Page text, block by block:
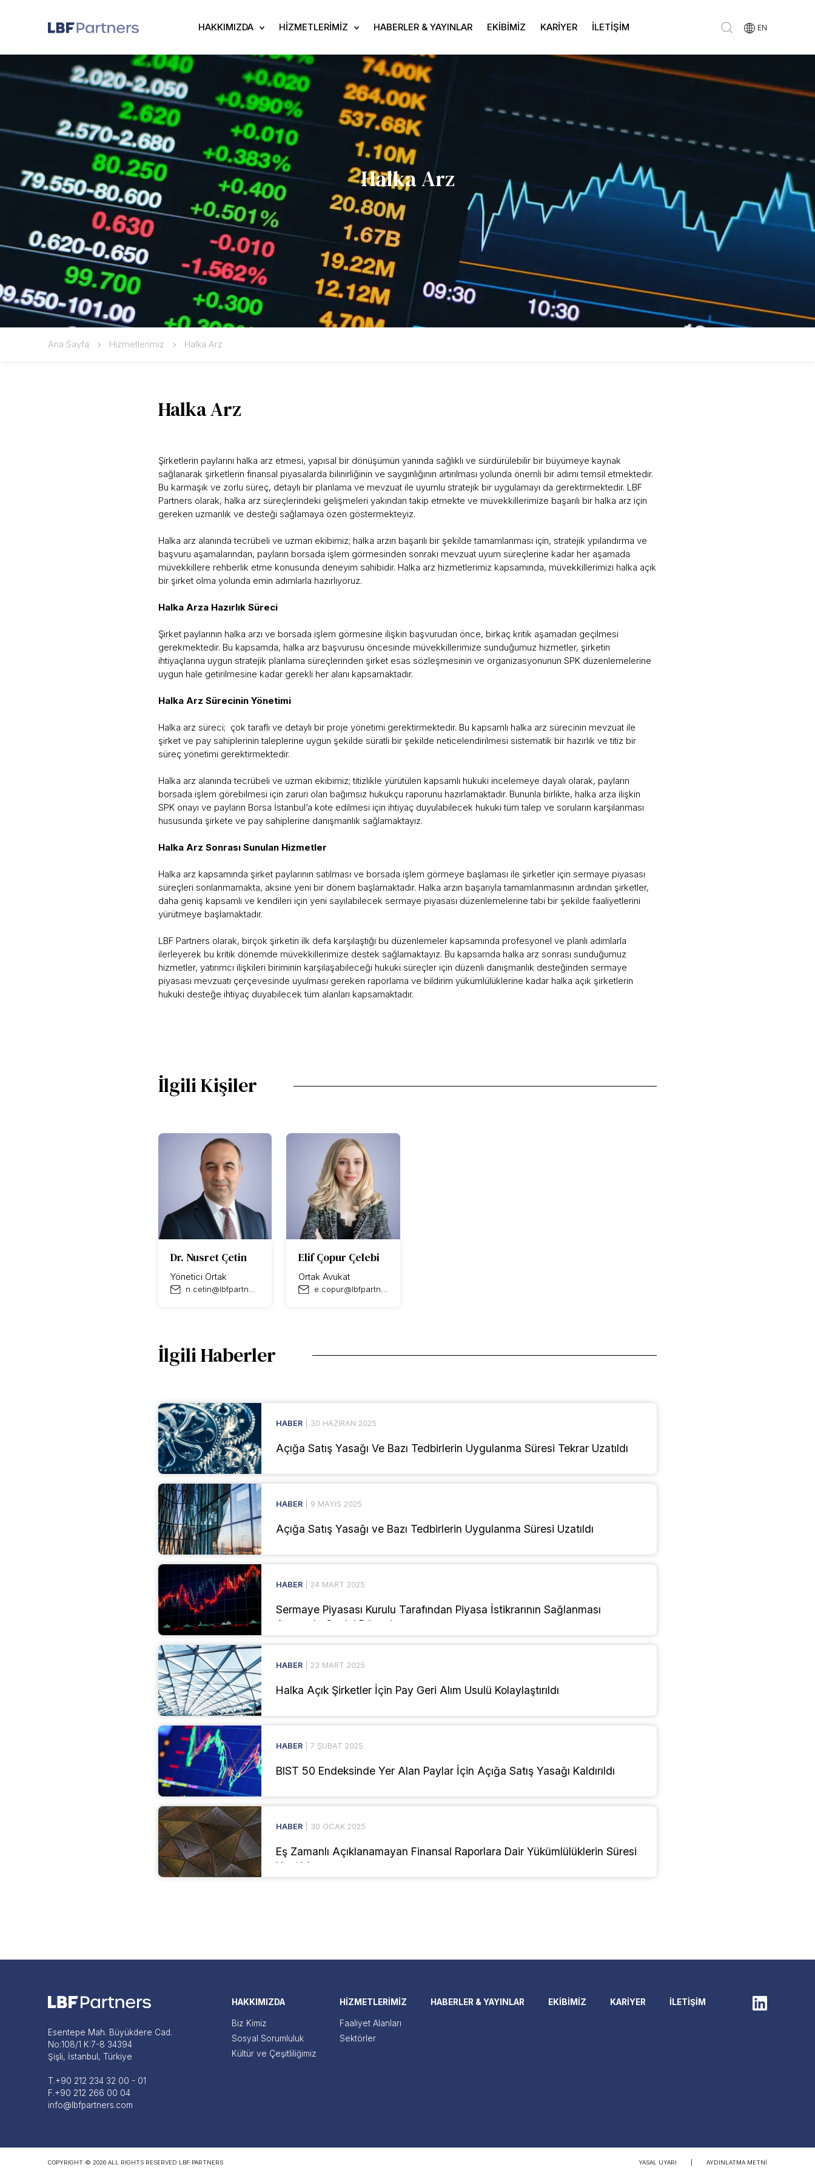
Halka Arz
HAKKIMIZDA HİZMETLERİMİZ HABERLER & YAYINLAR EKİBİMİZ KARİYER İLETİŞİM EN
Ana Sayfa Hizmetlerimiz Halka Arz
Halka Arz
Şirketlerin paylarını halka arz etmesi, yapısal bir dönüşümün yanında sağlıklı ve sürdürülebilir bir büyümeye kaynak
sağlanarak şirketlerin finansal piyasalarda bilinirliğinin ve saygınlığının artırılması yolunda önemli bir adımı temsil etmektedir.
Bu karmaşık ve zorlu süreç, detaylı bir planlama ve mevzuat ile uyumlu stratejik bir uygulamayı da gerektirmektedir. LBF
Partners olarak, halka arz süreçlerindeki gelişmeleri yakından takip etmekte ve müvekkillerimize başarılı bir halka arz için
gereken uzmanlık ve desteği sağlamaya özen göstermekteyiz.
Halka arz alanında tecrübeli ve uzman ekibimiz; halka arzın başarılı bir şekilde tamamlanması için, stratejik ypılandırma ve
başvuru aşamalarından, payların borsada işlem görmesinden sonraki mevzuat uyum süreçlerine kadar her aşamada
müvekkillere rehberlik etme konusunda deneyim sahibidir. Halka arz hizmetlerimiz kapsamında, müvekkillerimizi halka açık
bir şirket olma yolunda emin adımlarla hazırlıyoruz.
Halka Arza Hazırlık Süreci
Şirket paylarının halka arzı ve borsada işlem görmesine ilişkin başvurudan önce, birkaç kritik aşamadan geçilmesi
gerekmektedir. Bu kapsamda, halka arz başvurusu öncesinde müvekkillerimize sunduğumuz hizmetler, şirketin
ihtiyaçlarına uygun stratejik planlama süreçlerinden şirket esas sözleşmesinin ve organizasyonunun SPK düzenlemelerine
uygun hale getirilmesine kadar gerekli her alanı kapsamaktadır.
Halka Arz Sürecinin Yönetimi
Halka arz süreci; çok taraflı ve detaylı bir proje yönetimi gerektirmektedir. Bu kapsamlı halka arz sürecinin mevzuat ile
şirket ve pay sahiplerinin taleplerine uygun şekilde süratli bir şekilde neticelendirilmesi sistematik bir hazırlık ve titiz bir
süreç yönetimi gerektirmektedir.
Halka arz alanında tecrübeli ve uzman ekibimiz; titizlikle yürütülen kapsamlı hukuki incelemeye dayalı olarak, payların
borsada işlem görebilmesi için zaruri olan bağımsız hukukçu raporunu hazırlamaktadır. Bununla birlikte, halka arza ilişkin
SPK onayı ve payların Borsa İstanbul’a kote edilmesi için ihtiyaç duyulabilecek hukuki tüm talep ve soruların karşılanması
hususunda şirkete ve pay sahiplerine danışmanlık sağlamaktayız.
Halka Arz Sonrası Sunulan Hizmetler
Halka arz kapsamında şirket paylarının satılması ve borsada işlem görmeye başlaması ile şirketler için sermaye piyasası
süreçleri sonlanmamakta, aksine yeni bir dönem başlamaktadır. Halka arzın başarıyla tamamlanmasının ardından şirketler,
daha geniş kapsamlı ve kendileri için yeni sayılabilecek sermaye piyasası düzenlemelerine tabi bir şekilde faaliyetlerini
yürütmeye başlamaktadır.
LBF Partners olarak, birçok şirketin ilk defa karşılaştığı bu düzenlemeler kapsamında profesyonel ve planlı adımlarla
ilerleyerek bu kritik dönemde müvekkillerimize destek sağlamaktayız. Bu kapsamda halka arz sonrası sunduğumuz
hizmetler, yatırımcı ilişkileri biriminin karşılaşabileceği hukuki süreçler için düzenli danışmanlık desteğinden sermaye
piyasası mevzuatı çerçevesinde uyulması gereken raporlama ve bildirim yükümlülüklerine kadar halka açık şirketlerin
hukuki desteğe ihtiyaç duyabilecek tüm alanları kapsamaktadır.
İlgili Kişiler
Dr. Nusret Çetin
Yönetici Ortak
n.cetin@lbfpartners.com
Elif Çopur Çelebi
Ortak Avukat
e.copur@lbfpartners.com
İlgili Haberler
HABER| 30 HAZIRAN 2025
Açığa Satış Yasağı Ve Bazı Tedbirlerin Uygulanma Süresi Tekrar Uzatıldı
HABER| 9 MAYIS 2025
Açığa Satış Yasağı ve Bazı Tedbirlerin Uygulanma Süresi Uzatıldı
HABER| 24 MART 2025
Sermaye Piyasası Kurulu Tarafından Piyasa İstikrarının Sağlanması
Amacıyla Geçici Düzenlem...
HABER| 23 MART 2025
Halka Açık Şirketler İçin Pay Geri Alım Usulü Kolaylaştırıldı
HABER| 7 ŞUBAT 2025
BIST 50 Endeksinde Yer Alan Paylar İçin Açığa Satış Yasağı Kaldırıldı
HABER| 30 OCAK 2025
Eş Zamanlı Açıklanamayan Finansal Raporlara Dair Yükümlülüklerin Süresi
Uzatıldı...
Esentepe Mah. Büyükdere Cad.
No:108/1 K:7-8 34394
Şişli, İstanbul, Türkiye
T.+90 212 234 32 00 - 01
F.+90 212 266 00 04
info@lbfpartners.com
HAKKIMIZDA
Biz Kimiz
Sosyal Sorumluluk
Kültür ve Çeşitliliğimiz
HİZMETLERİMİZ
Faaliyet Alanları
Sektörler
HABERLER & YAYINLAR EKİBİMİZ KARİYER İLETİŞİM
COPYRIGHT © 2026 ALL RIGHTS RESERVED LBF PARTNERS YASAL UYARI AYDINLATMA METNI